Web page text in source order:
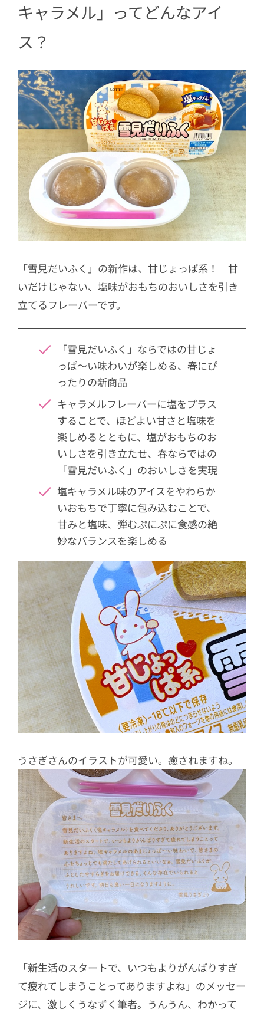
キャラメル」ってどんなアイ
ス？
「雪見だいふく」の新作は、甘じょっぱ系！ 甘
いだけじゃない、塩味がおもちのおいしさを引き
立てるフレーバーです。
「雪見だいふく」ならではの甘じょ
っぱ〜い味わいが楽しめる、春にぴ
ったりの新商品
キャラメルフレーバーに塩をプラス
することで、ほどよい甘さと塩味を
楽しめるとともに、塩がおもちのお
いしさを引き立たせ、春ならではの
「雪見だいふく」のおいしさを実現
塩キャラメル味のアイスをやわらか
いおもちで丁寧に包み込むことで、
甘みと塩味、弾むぷにぷに食感の絶
妙なバランスを楽しめる
うさぎさんのイラストが可愛い。癒されますね。
「新生活のスタートで、いつもよりがんばりすぎ
て疲れてしまうことってありますよね」のメッセー
ジに、激しくうなずく筆者。うんうん、わかって